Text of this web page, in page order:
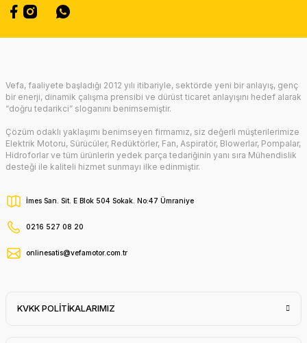
Gönder
Vefa, faaliyete başladığı 2012 yılı itibariyle, sektörde yeni bir anlayış, genç
bir enerji, dinamik çalışma prensibi ve dürüst ticaret anlayışını hedef alarak
“doğru tedarikci” sloganını benimsemiştir.
Çözüm odaklı yaklaşımı benimseyen firmamız, siz değerli müşterilerimize
Elektrik Motoru, Sürücüler, Redüktörler, Fan, Aspiratör, Blowerlar, Pompalar,
Hidroforlar ve tüm ürünlerin yedek parça tedariğinin yanı sıra Mühendislik
desteği ile kaliteli hizmet sunmayı ilke edinmiştir.
İmes San. Sit. E Blok 504 Sokak. No:47 Ümraniye
0216 527 08 20
onlinesatis@vefamotor.com.tr
KVKK POLİTİKALARIMIZ